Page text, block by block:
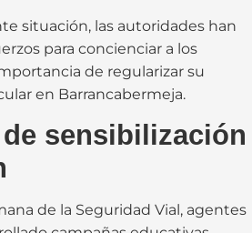
situación, las autoridades han
para concienciar a los
de regularizar su
en Barrancabermeja.
sensibilización
de la Seguridad Vial, agentes